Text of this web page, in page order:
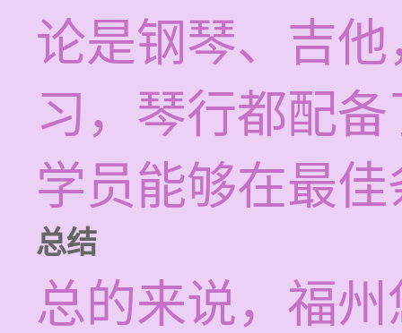
论是钢琴、吉
习，琴行都配
学员能够在最
总结
总的来说，福